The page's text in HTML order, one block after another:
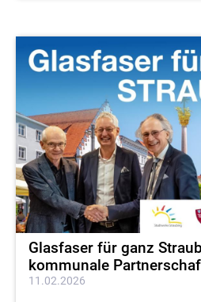
Glasfaser für ganz
kommunale
11.02.2026